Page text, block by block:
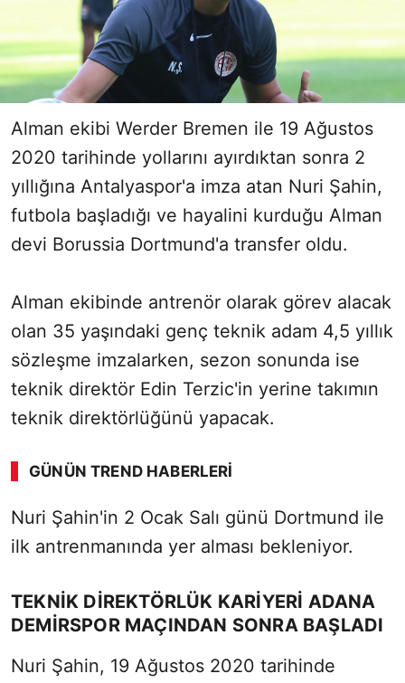
Alman ekibi Werder Bremen ile 19 Ağustos
2020 tarihinde yollarını ayırdıktan sonra 2
yıllığına Antalyaspor'a imza atan Nuri Şahin,
futbola başladığı ve hayalini kurduğu Alman
devi Borussia Dortmund'a transfer oldu.
Alman ekibinde antrenör olarak görev alacak
olan 35 yaşındaki genç teknik adam 4,5 yıllık
sözleşme imzalarken, sezon sonunda ise
teknik direktör Edin Terzic'in yerine takımın
teknik direktörlüğünü yapacak.
GÜNÜN TREND HABERLERI
00:02 / 09:08
Sesi Aç
Nuri Şahin'in 2 Ocak Salı günü Dortmund ile
ilk antrenmanında yer alması bekleniyor.
TEKNİK DİREKTÖRLÜK KARİYERİ ADANA
DEMİRSPOR MAÇINDAN SONRA BAŞLADI
Nuri Şahin, 19 Ağustos 2020 tarihinde